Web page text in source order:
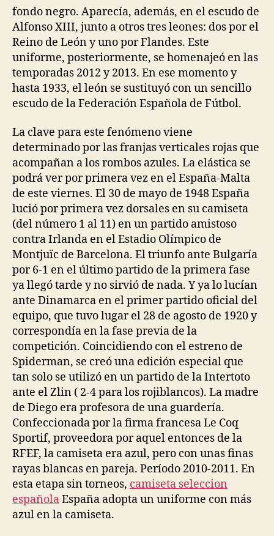
fondo negro. Aparecía, además, en el escudo de
Alfonso XIII, junto a otros tres leones: dos por el
Reino de León y uno por Flandes. Este
uniforme, posteriormente, se homenajeó en las
temporadas 2012 y 2013. En ese momento y
hasta 1933, el león se sustituyó con un sencillo
escudo de la Federación Española de Fútbol.
La clave para este fenómeno viene
determinado por las franjas verticales rojas que
acompañan a los rombos azules. La elástica se
podrá ver por primera vez en el España-Malta
de este viernes. El 30 de mayo de 1948 España
lució por primera vez dorsales en su camiseta
(del número 1 al 11) en un partido amistoso
contra Irlanda en el Estadio Olímpico de
Montjuïc de Barcelona. El triunfo ante Bulgaría
por 6-1 en el último partido de la primera fase
ya llegó tarde y no sirvió de nada. Y ya lo lucían
ante Dinamarca en el primer partido oficial del
equipo, que tuvo lugar el 28 de agosto de 1920 y
correspondía en la fase previa de la
competición. Coincidiendo con el estreno de
Spiderman, se creó una edición especial que
tan solo se utilizó en un partido de la Intertoto
ante el Zlin ( 2-4 para los rojiblancos). La madre
de Diego era profesora de una guardería.
Confeccionada por la firma francesa Le Coq
Sportif, proveedora por aquel entonces de la
RFEF, la camiseta era azul, pero con unas finas
rayas blancas en pareja. Período 2010-2011. En
esta etapa sin torneos, camiseta seleccion
españolaEspaña adopta un uniforme con más
azul en la camiseta.